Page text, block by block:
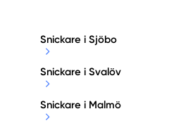
Snickare i Sjöbo
Snickare i Svalöv
Snickare i Malmö